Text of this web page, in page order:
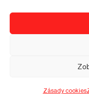
Zásady cookies